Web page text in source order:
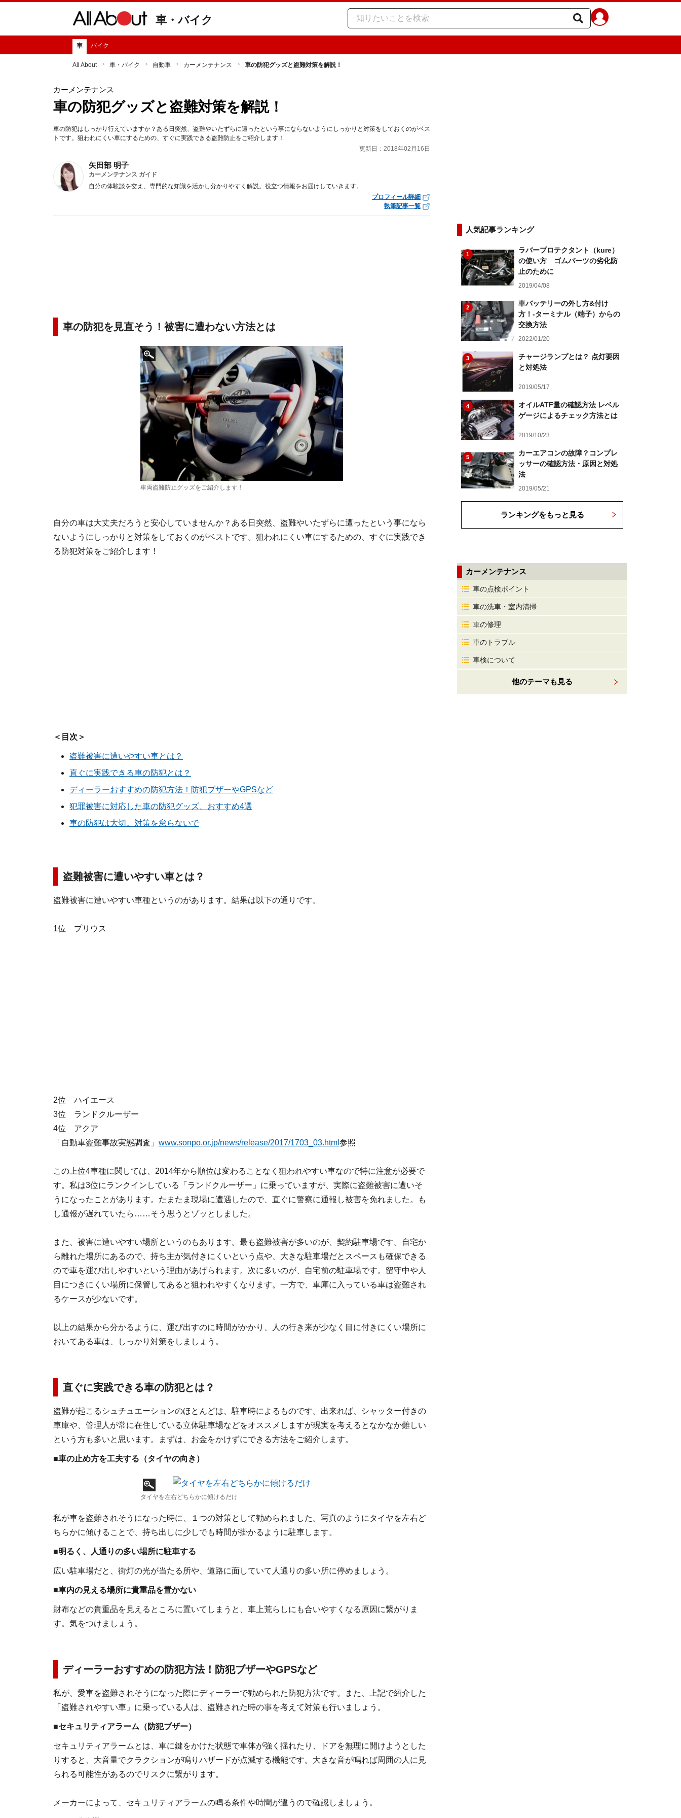
車・バイク
車 バイク
All About 車・バイク 自動車 カーメンテナンス 車の防犯グッズと盗難対策を解説！
カーメンテナンス
車の防犯グッズと盗難対策を解説！
車の防犯はしっかり行えていますか？ある日突然、盗難やいたずらに遭ったという事にならないようにしっかりと対策をしておくのがベス
トです。狙われにくい車にするための、すぐに実践できる盗難防止をご紹介します！
更新日：2018年02月16日
矢田部 明子
カーメンテナンス ガイド
自分の体験談を交え、専門的な知識を活かし分かりやすく解説。役立つ情報をお届けしていきます。
プロフィール詳細
執筆記事一覧
車の防犯を見直そう！被害に遭わない方法とは
車両盗難防止グッズをご紹介します！
自分の車は大丈夫だろうと安心していませんか？ある日突然、盗難やいたずらに遭ったという事になら
ないようにしっかりと対策をしておくのがベストです。狙われにくい車にするための、すぐに実践でき
る防犯対策をご紹介します！
＜目次＞
盗難被害に遭いやすい車とは？
直ぐに実践できる車の防犯とは？
ディーラーおすすめの防犯方法！防犯ブザーやGPSなど
犯罪被害に対応した車の防犯グッズ、おすすめ4選
車の防犯は大切。対策を怠らないで
盗難被害に遭いやすい車とは？
盗難被害に遭いやすい車種というのがあります。結果は以下の通りです。
1位 プリウス
2位 ハイエース
3位 ランドクルーザー
4位 アクア
「自動車盗難事故実態調査」 www.sonpo.or.jp/news/release/2017/1703_03.html 参照
この上位4車種に関しては、2014年から順位は変わることなく狙われやすい車なので特に注意が必要で
す。私は3位にランクインしている「ランドクルーザー」に乗っていますが、実際に盗難被害に遭いそ
うになったことがあります。たまたま現場に遭遇したので、直ぐに警察に通報し被害を免れました。も
し通報が遅れていたら……そう思うとゾッとしました。
また、被害に遭いやすい場所というのもあります。最も盗難被害が多いのが、契約駐車場です。自宅か
ら離れた場所にあるので、持ち主が気付きにくいという点や、大きな駐車場だとスペースも確保できる
ので車を運び出しやすいという理由があげられます。次に多いのが、自宅前の駐車場です。留守中や人
目につきにくい場所に保管してあると狙われやすくなります。一方で、車庫に入っている車は盗難され
るケースが少ないです。
以上の結果から分かるように、運び出すのに時間がかかり、人の行き来が少なく目に付きにくい場所に
おいてある車は、しっかり対策をしましょう。
直ぐに実践できる車の防犯とは？
盗難が起こるシュチュエーションのほとんどは、駐車時によるものです。出来れば、シャッター付きの
車庫や、管理人が常に在住している立体駐車場などをオススメしますが現実を考えるとなかなか難しい
という方も多いと思います。まずは、お金をかけずにできる方法をご紹介します。
■車の止め方を工夫する（タイヤの向き）
タイヤを左右どちらかに傾けるだけ
私が車を盗難されそうになった時に、１つの対策として勧められました。写真のようにタイヤを左右ど
ちらかに傾けることで、持ち出しに少しでも時間が掛かるように駐車します。
■明るく、人通りの多い場所に駐車する
広い駐車場だと、街灯の光が当たる所や、道路に面していて人通りの多い所に停めましょう。
■車内の見える場所に貴重品を置かない
財布などの貴重品を見えるところに置いてしまうと、車上荒らしにも合いやすくなる原因に繋がりま
す。気をつけましょう。
ディーラーおすすめの防犯方法！防犯ブザーやGPSなど
私が、愛車を盗難されそうになった際にディーラーで勧められた防犯方法です。また、上記で紹介した
「盗難されやすい車」に乗っている人は、盗難された時の事を考えて対策も行いましょう。
■セキュリティアラーム（防犯ブザー）
セキュリティアラームとは、車に鍵をかけた状態で車体が強く揺れたり、ドアを無理に開けようとした
りすると、大音量でクラクションが鳴りハザードが点滅する機能です。大きな音が鳴れば周囲の人に見
られる可能性があるのでリスクに繋がります。
メーカーによって、セキュリティアラームの鳴る条件や時間が違うので確認しましょう。
人気記事ランキング
1
ラバープロテクタント（kure）
の使い方 ゴムパーツの劣化防
止のために
2019/04/08
2
車バッテリーの外し方&付け
方！-ターミナル（端子）からの
交換方法
2022/01/20
3
チャージランプとは？ 点灯要因
と対処法
2019/05/17
4
オイルATF量の確認方法 レベル
ゲージによるチェック方法とは
2019/10/23
5
カーエアコンの故障？コンプレ
ッサーの確認方法・原因と対処
法
2019/05/21
ランキングをもっと見る
カーメンテナンス
車の点検ポイント
車の洗車・室内清掃
車の修理
車のトラブル
車検について
他のテーマも見る